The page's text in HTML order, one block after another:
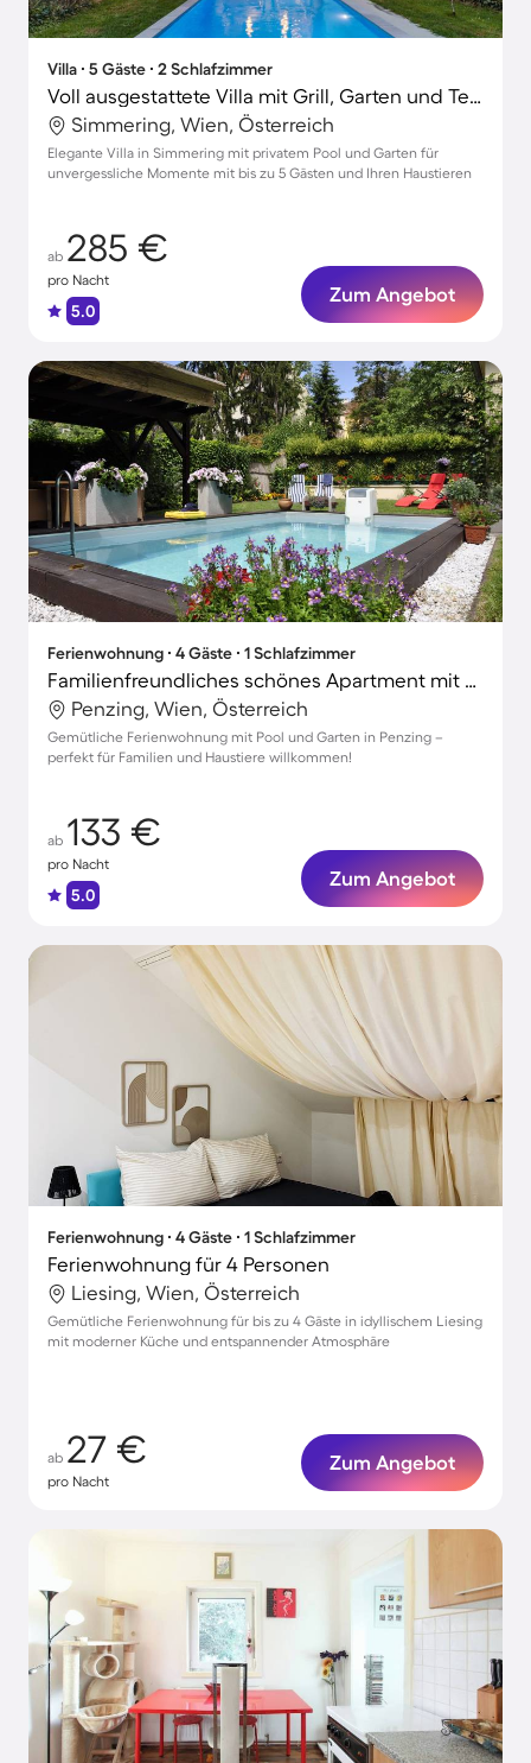
Villa ∙ 5 Gäste ∙ 2 Schlafzimmer
Voll ausgestattete Villa mit Grill, Garten und Terrasse | Haustiere sind willkommen
Simmering, Wien, Österreich
Elegante Villa in Simmering mit privatem Pool und Garten für
unvergessliche Momente mit bis zu 5 Gästen und Ihren Haustieren
ab 285 €
pro Nacht
5.0
Zum Angebot
Ferienwohnung ∙ 4 Gäste ∙ 1 Schlafzimmer
Familienfreundliches schönes Apartment mit Garten, Pool und Grill | Schloss Schönbrunn in der Nähe | Stadtblick | Perfekt für die Arbeit von Zuhause | Haustierfreundlich
Penzing, Wien, Österreich
Gemütliche Ferienwohnung mit Pool und Garten in Penzing –
perfekt für Familien und Haustiere willkommen!
ab 133 €
pro Nacht
5.0
Zum Angebot
Ferienwohnung ∙ 4 Gäste ∙ 1 Schlafzimmer
Ferienwohnung für 4 Personen
Liesing, Wien, Österreich
Gemütliche Ferienwohnung für bis zu 4 Gäste in idyllischem Liesing
mit moderner Küche und entspannender Atmosphäre
ab 27 €
pro Nacht
Zum Angebot